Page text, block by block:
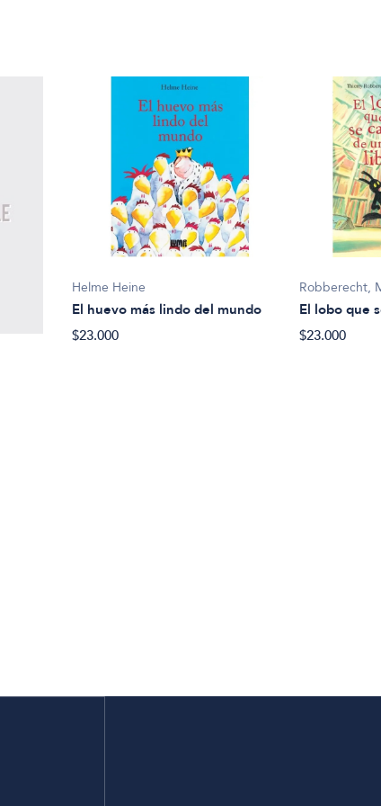
Helme Heine
El huevo más lindo del mundo
$23.000
Robberecht,
El lobo que
$23.000